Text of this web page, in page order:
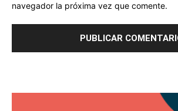
navegador la próxima vez que comente.